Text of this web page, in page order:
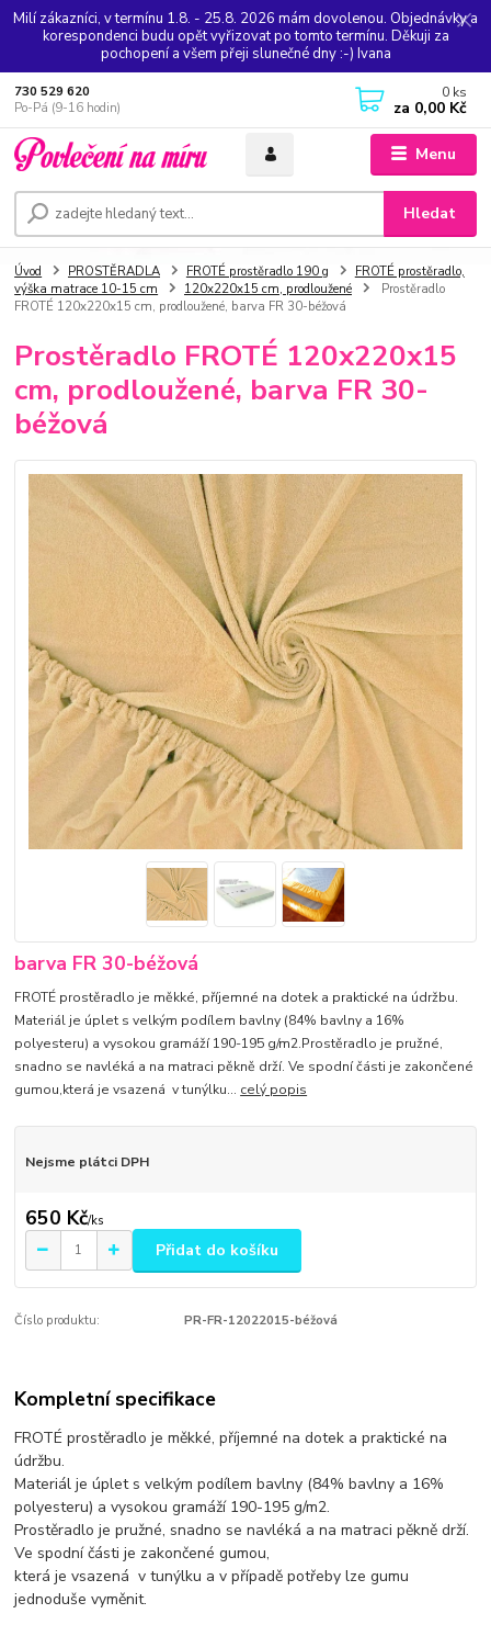
Milí zákazníci, v termínu 1.8. - 25.8. 2026 mám dovolenou. Objednávky a
korespondenci budu opět vyřizovat po tomto termínu. Děkuji za
pochopení a všem přeji slunečné dny :-) Ivana
Menu
Hledat
730 529 620
Po-Pá (9-16 hodin)
0 ks
za 0,00 Kč
Úvod PROSTĚRADLA FROTÉ prostěradlo 190 g
FROTÉ prostěradlo,
výška matrace 10-15 cm
120x220x15 cm, prodloužené
Prostěradlo
FROTÉ 120x220x15 cm, prodloužené, barva FR 30-béžová
Prostěradlo FROTÉ 120x220x15
cm, prodloužené, barva FR 30-
béžová
barva FR 30-béžová
FROTÉ prostěradlo je měkké, příjemné na dotek a praktické na údržbu.
Materiál je úplet s velkým podílem bavlny (84% bavlny a 16%
polyesteru) a vysokou gramáží 190-195 g/m2.Prostěradlo je pružné,
snadno se navléká a na matraci pěkně drží. Ve spodní části je zakončené
gumou,která je vsazená v tunýlku... celý popis
Nejsme plátci DPH
650 Kč/ks
Přidat do košíku
Číslo produktu: PR-FR-12022015-béžová
Kompletní specifikace
FROTÉ prostěradlo je měkké, příjemné na dotek a praktické na
údržbu.
Materiál je úplet s velkým podílem bavlny (84% bavlny a 16%
polyesteru) a vysokou gramáží 190-195 g/m2.
Prostěradlo je pružné, snadno se navléká a na matraci pěkně drží.
Ve spodní části je zakončené gumou,
která je vsazená v tunýlku a v případě potřeby lze gumu
jednoduše vyměnit.